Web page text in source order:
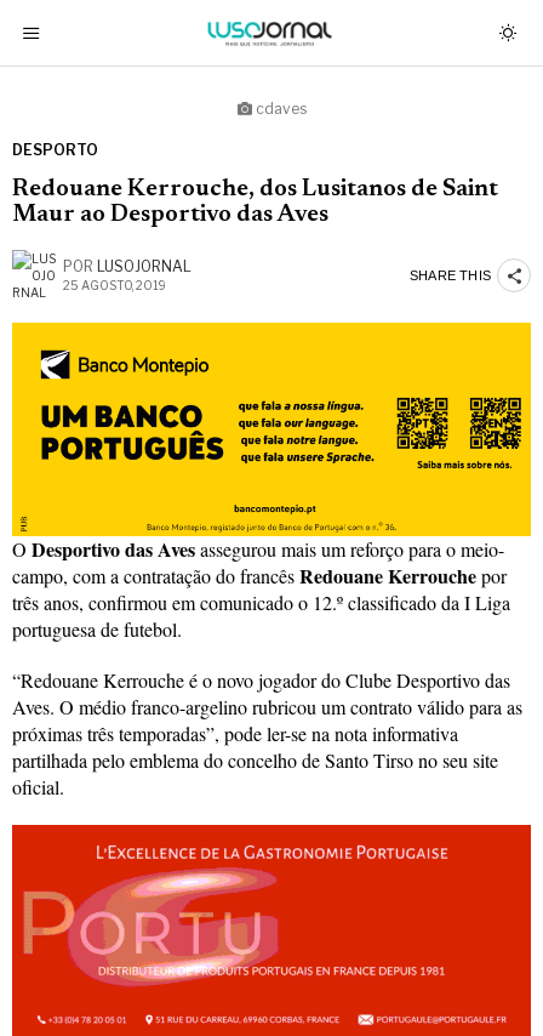
cdaves
DESPORTO
Redouane Kerrouche, dos Lusitanos de Saint
Maur ao Desportivo das Aves
POR LUSOJORNAL
25 AGOSTO, 2019
SHARE THIS
O Desportivo das Avesassegurou mais um reforço para o meio-
campo, com a contratação do francêsRedouane Kerrouchepor
três anos, confirmou em comunicado o 12.º classificado da I Liga
portuguesa de futebol.
“Redouane Kerrouche é o novo jogador do Clube Desportivo das
Aves. O médio franco-argelino rubricou um contrato válido para as
próximas três temporadas”, pode ler-se na nota informativa
partilhada pelo emblema do concelho de Santo Tirso no seu site
oficial.